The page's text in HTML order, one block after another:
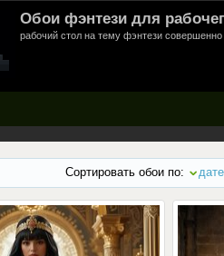
Обои фэнтези для
рабочий стол на тему фэнтези совершенно
Сортировать обои по: дате